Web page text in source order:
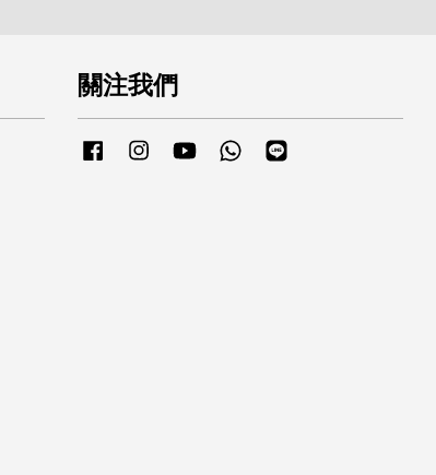
關注我們
Facebook InstagramYouTube Whatsapp